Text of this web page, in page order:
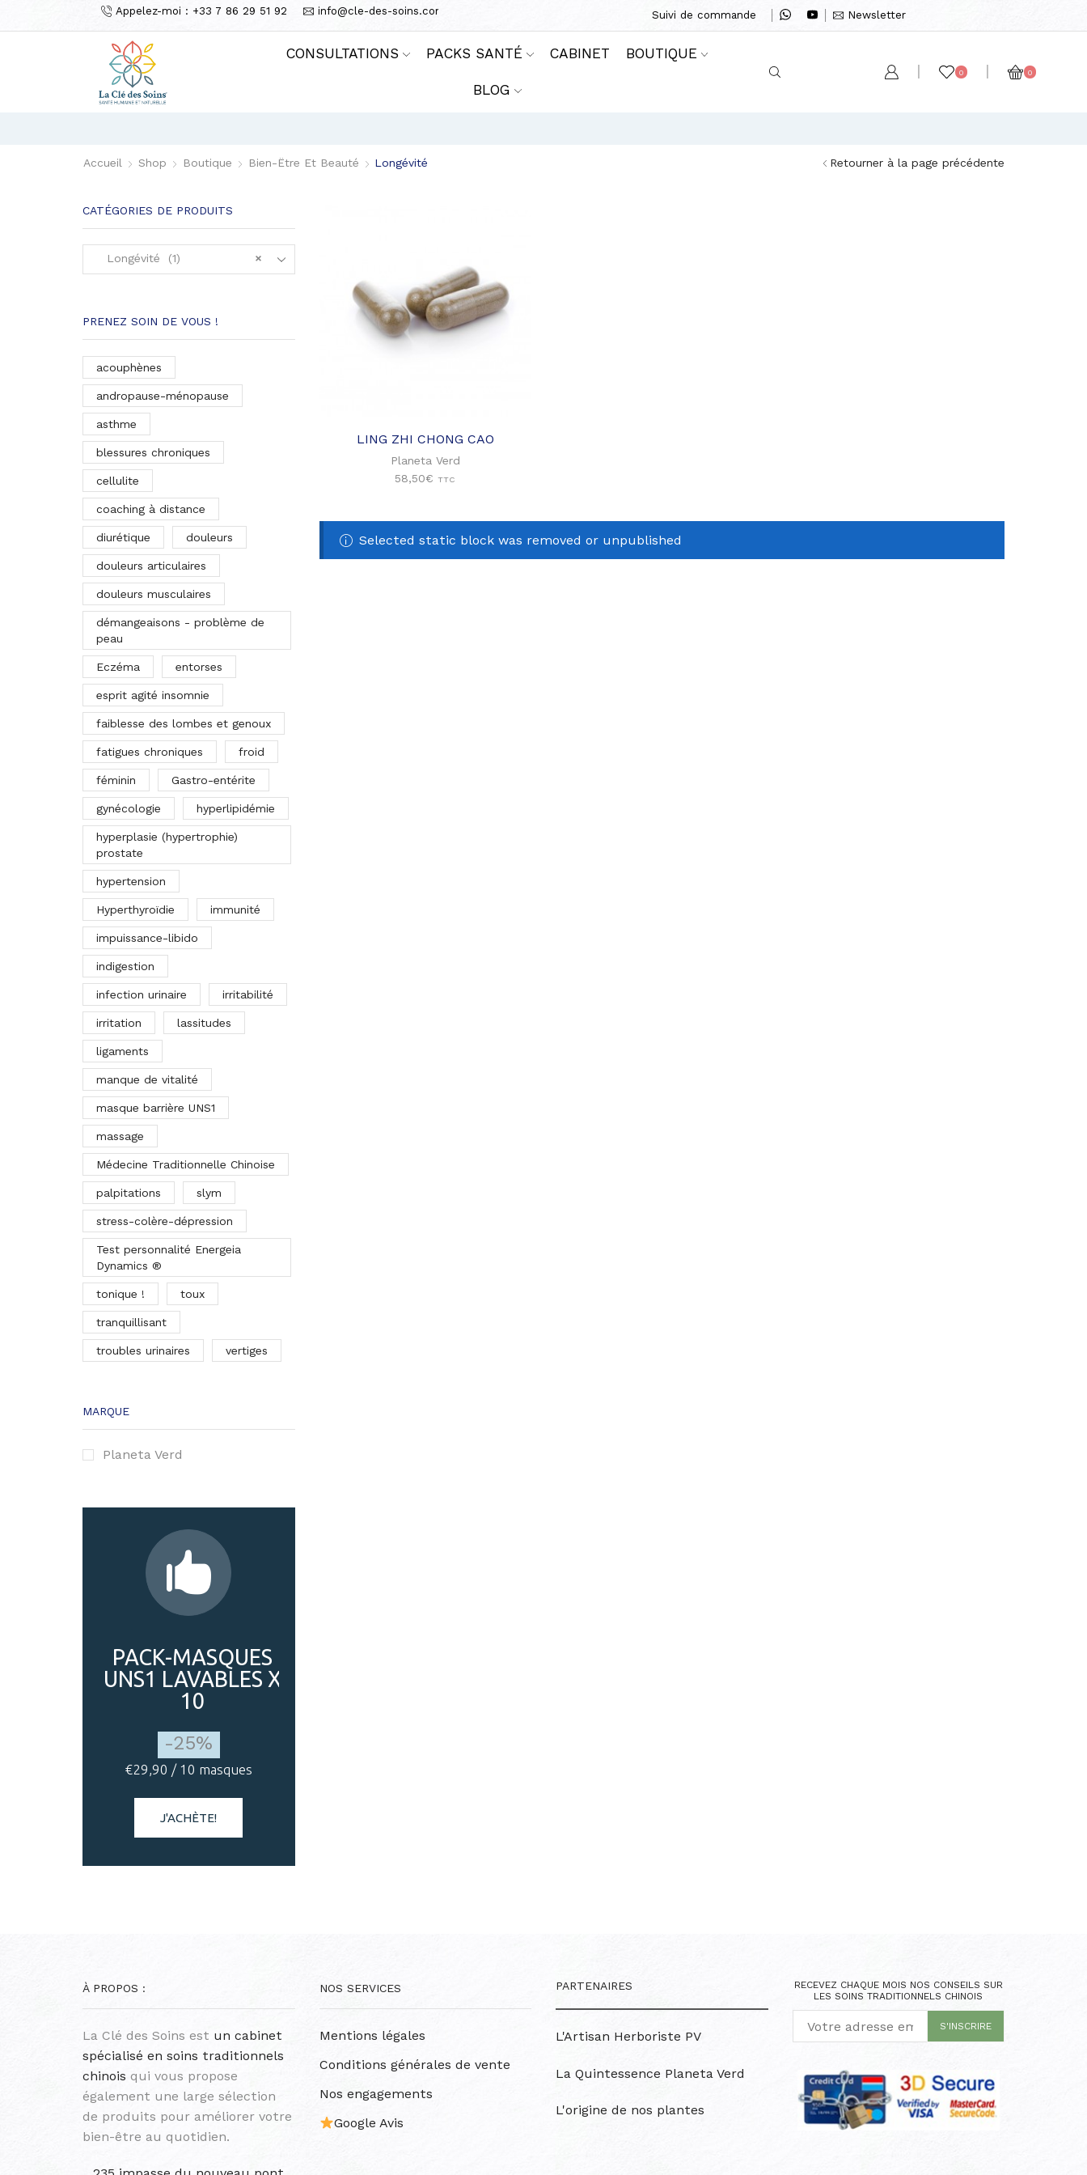
Appelez-moi : +33 7 86 29 51 92 info@cle-des-soins.com Suivi de commande Newsletter
CONSULTATIONS PACKS SANTÉ CABINET BOUTIQUE
BLOG
0 0
Accueil Shop Boutique Bien-Ëtre Et Beauté Longévité Retourner à la page précédente
LING ZHI CHONG CAO
Planeta Verd
58,50€ TTC
Selected static block was removed or unpublished
CATÉGORIES DE PRODUITS
×
Longévité (1)
PRENEZ SOIN DE VOUS !
acouphènes
andropause-ménopause
asthme
blessures chroniques
cellulite
coaching à distance
diurétique douleurs
douleurs articulaires
douleurs musculaires
démangeaisons - problème de
peau
Eczéma entorses
esprit agité insomnie
faiblesse des lombes et genoux
fatigues chroniques froid
féminin Gastro-entérite
gynécologie hyperlipidémie
hyperplasie (hypertrophie)
prostate
hypertension
Hyperthyroïdie immunité
impuissance-libido
indigestion
infection urinaire irritabilité
irritation lassitudes
ligaments
manque de vitalité
masque barrière UNS1
massage
Médecine Traditionnelle Chinoise
palpitations slym
stress-colère-dépression
Test personnalité Energeia
Dynamics ®
tonique ! toux
tranquillisant
troubles urinaires vertiges
MARQUE
Planeta Verd
PACK-MASQUES
UNS1 LAVABLES X
10
-25%
€29,90 / 10 masques
J'ACHÈTE!
À PROPOS :
La Clé des Soins est un cabinet
spécialisé en soins traditionnels
chinois qui vous propose
également une large sélection
de produits pour améliorer votre
bien-être au quotidien.
NOS SERVICES
Mentions légales
Conditions générales de vente
Nos engagements
Google Avis
PARTENAIRES
L'Artisan Herboriste PV
La Quintessence Planeta Verd
L'origine de nos plantes
RECEVEZ CHAQUE MOIS NOS CONSEILS SUR
LES SOINS TRADITIONNELS CHINOIS